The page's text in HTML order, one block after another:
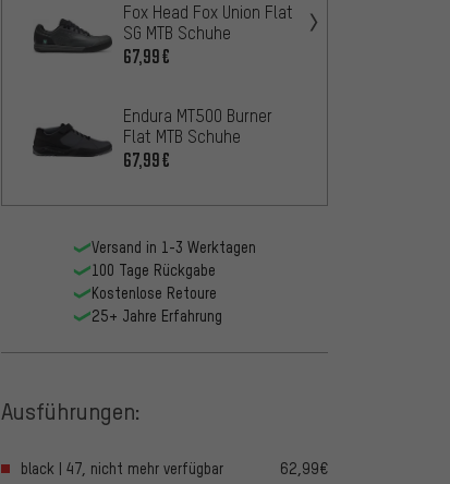
Fox Head Fox Union Flat
SG MTB Schuhe
67,99€
Endura MT500 Burner
Flat MTB Schuhe
67,99€
Versand in 1-3 Werktagen
100 Tage Rückgabe
Kostenlose Retoure
25+ Jahre Erfahrung
Ausführungen:
black | 47, nicht mehr verfügbar 62,99€